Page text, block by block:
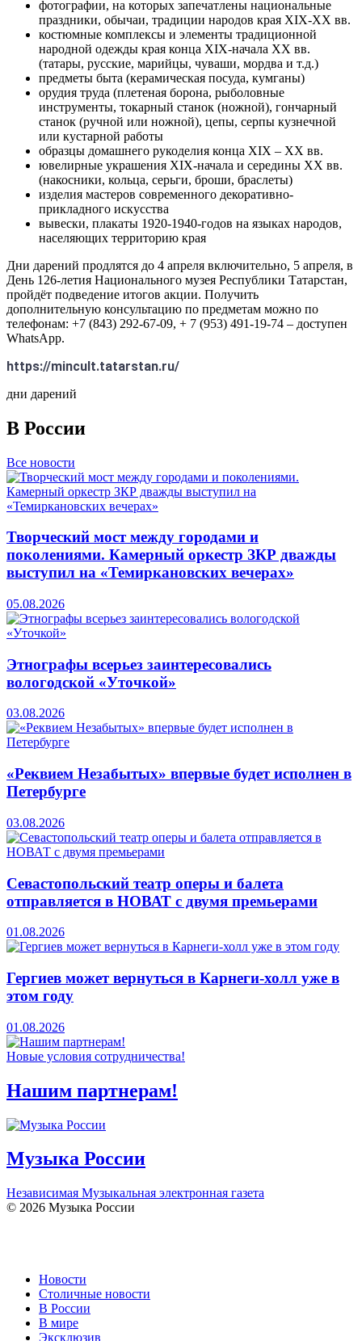
фотографии, на которых запечатлены национальные
праздники, обычаи, традиции народов края ХIХ-ХХ вв.
костюмные комплексы и элементы традиционной
народной одежды края конца XIX‑начала XX вв.
(татары, русские, марийцы, чуваши, мордва и т.д.)
предметы быта (керамическая посуда, кумганы)
орудия труда (плетеная борона, рыболовные
инструменты, токарный станок (ножной), гончарный
станок (ручной или ножной), цепы, серпы кузнечной
или кустарной работы
образцы домашнего рукоделия конца XIX – XX вв.
ювелирные украшения ХIХ-начала и середины ХХ вв.
(накосники, кольца, серьги, броши, браслеты)
изделия мастеров современного декоративно-
прикладного искусства
вывески, плакаты 1920-1940-годов на языках народов,
населяющих территорию края
Дни дарений продлятся до 4 апреля включительно, 5 апреля, в
День 126-летия Национального музея Республики Татарстан,
пройдёт подведение итогов акции. Получить
дополнительную консультацию по предметам можно по
телефонам: +7 (843) 292‑67‑09, + 7 (953) 491‑19‑74 – доступен
WhatsApp.
https://mincult.tatarstan.ru/
дни дарений
В России
Все новости
Творческий мост между городами и
поколениями. Камерный оркестр ЗКР дважды
выступил на «Темиркановских вечерах»
05.08.2026
Этнографы всерьез заинтересовались
вологодской «Уточкой»
03.08.2026
«Реквием Незабытых» впервые будет исполнен в
Петербурге
03.08.2026
Севастопольский театр оперы и балета
отправляется в НОВАТ с двумя премьерами
01.08.2026
Гергиев может вернуться в Карнеги-холл уже в
этом году
01.08.2026
Новые условия сотрудничества!
Нашим партнерам!
Музыка России
Независимая Музыкальная электронная газета
© 2026 Музыка России
Новости
Столичные новости
В России
В мире
Эксклюзив